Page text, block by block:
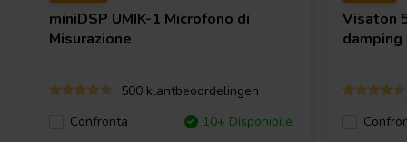
miniDSP UMIK-1 Microfono di
Misurazione
500 klantbeoordelingen
Confronta
10+ Disponibile
Visaton
damping